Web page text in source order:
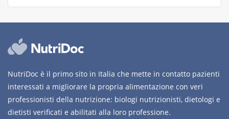
NutriDoc è il primo sito in Italia che mette in contatto pazienti
interessati a migliorare la propria alimentazione con veri
professionisti della nutrizione: biologi nutrizionisti, dietologi e
dietisti verificati e abilitati alla loro professione.